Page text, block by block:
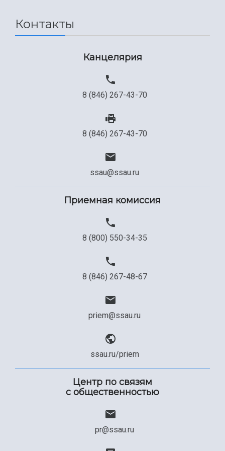
Сведения об образовательной организации
Контакты
Канцелярия
8 (846) 267-43-70
8 (846) 267-43-70
ssau@ssau.ru
Приемная комиссия
8 (800) 550-34-35
8 (846) 267-48-67
priem@ssau.ru
ssau.ru/priem
Центр по связям
с общественностью
pr@ssau.ru